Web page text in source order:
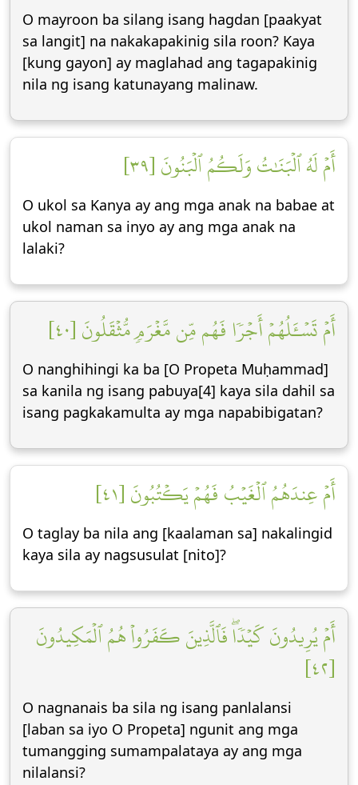
O mayroon ba silang isang hagdan [paakyat
sa langit] na nakakapakinig sila roon? Kaya
[kung gayon] ay maglahad ang tagapakinig
nila ng isang katunayang malinaw.
أَمۡ لَهُ ٱلۡبَنَٰتُ وَلَكُمُ ٱلۡبَنُونَ [٣٩]
O ukol sa Kanya ay ang mga anak na babae at
ukol naman sa inyo ay ang mga anak na
lalaki?
أَمۡ تَسۡـَٔلُهُمۡ أَجۡرٗا فَهُم مِّن مَّغۡرَمٖ مُّثۡقَلُونَ [٤٠]
O nanghihingi ka ba [O Propeta Muḥammad]
sa kanila ng isang pabuya[4] kaya sila dahil sa
isang pagkakamulta ay mga napabibigatan?
أَمۡ عِندَهُمُ ٱلۡغَيۡبُ فَهُمۡ يَكۡتُبُونَ [٤١]
O taglay ba nila ang [kaalaman sa] nakalingid
kaya sila ay nagsusulat [nito]?
أَمۡ يُرِيدُونَ كَيۡدٗاۖ فَٱلَّذِينَ كَفَرُواْ هُمُ ٱلۡمَكِيدُونَ
[٤٢]
O nagnanais ba sila ng isang panlalansi
[laban sa iyo O Propeta] ngunit ang mga
tumangging sumampalataya ay ang mga
nilalansi?